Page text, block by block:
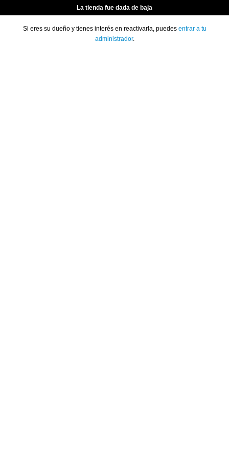
La tienda fue dada de baja
Si eres su dueño y tienes interés en reactivarla, puedes entrar a tu
administrador.